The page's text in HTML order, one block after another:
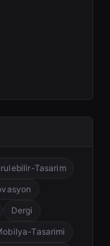
Tasarim
Dergi
Tasarimi